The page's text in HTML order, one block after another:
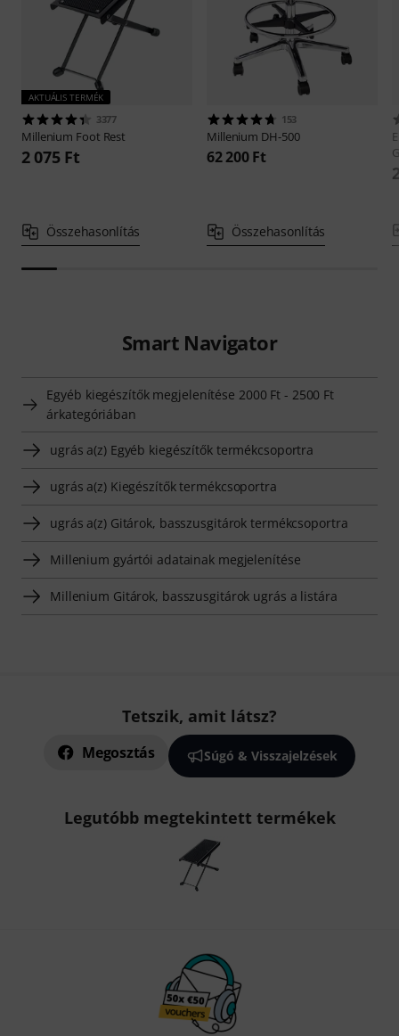
AKTUÁLIS TERMÉK
3377
Millenium Foot Rest
2 075 Ft
Összehasonlítás
153
Millenium DH-500
62 200 Ft
Összehasonlítás
Smart Navigator
Egyéb kiegészítők megjelenítése 2000 Ft - 2500 Ft
árkategóriában
ugrás a(z) Egyéb kiegészítők termékcsoportra
ugrás a(z) Kiegészítők termékcsoportra
ugrás a(z) Gitárok, basszusgitárok termékcsoportra
Millenium gyártói adatainak megjelenítése
Millenium Gitárok, basszusgitárok ugrás a listára
Tetszik, amit látsz?
Megosztás Súgó & Visszajelzések
Legutóbb megtekintett termékek